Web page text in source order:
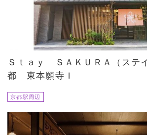
Ｓｔａｙ ＳＡＫＵＲＡ（ステ
都 東本願寺Ｉ
京都駅周辺